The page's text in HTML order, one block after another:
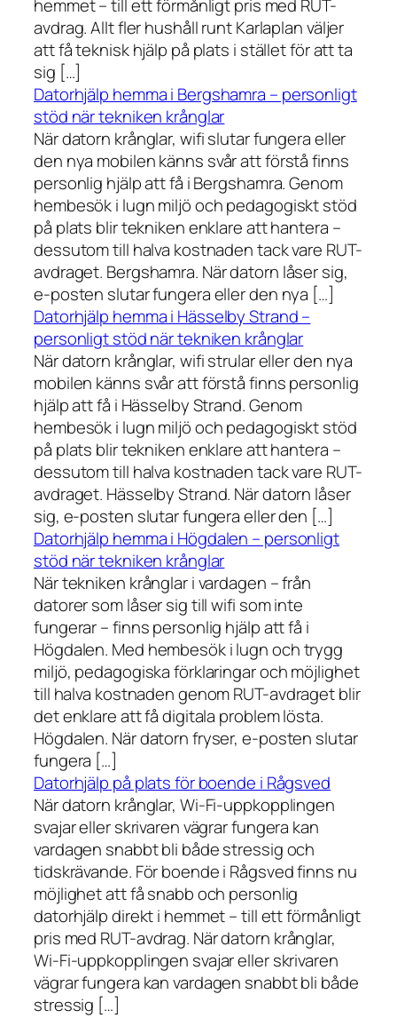
hemmet – till ett förmånligt pris med RUT-
avdrag. Allt fler hushåll runt Karlaplan väljer
att få teknisk hjälp på plats i stället för att ta
sig […]
Datorhjälp hemma i Bergshamra – personligt
stöd när tekniken krånglar
När datorn krånglar, wifi slutar fungera eller
den nya mobilen känns svår att förstå finns
personlig hjälp att få i Bergshamra. Genom
hembesök i lugn miljö och pedagogiskt stöd
på plats blir tekniken enklare att hantera –
dessutom till halva kostnaden tack vare RUT-
avdraget. Bergshamra. När datorn låser sig,
e-posten slutar fungera eller den nya […]
Datorhjälp hemma i Hässelby Strand –
personligt stöd när tekniken krånglar
När datorn krånglar, wifi strular eller den nya
mobilen känns svår att förstå finns personlig
hjälp att få i Hässelby Strand. Genom
hembesök i lugn miljö och pedagogiskt stöd
på plats blir tekniken enklare att hantera –
dessutom till halva kostnaden tack vare RUT-
avdraget. Hässelby Strand. När datorn låser
sig, e-posten slutar fungera eller den […]
Datorhjälp hemma i Högdalen – personligt
stöd när tekniken krånglar
När tekniken krånglar i vardagen – från
datorer som låser sig till wifi som inte
fungerar – finns personlig hjälp att få i
Högdalen. Med hembesök i lugn och trygg
miljö, pedagogiska förklaringar och möjlighet
till halva kostnaden genom RUT-avdraget blir
det enklare att få digitala problem lösta.
Högdalen. När datorn fryser, e-posten slutar
fungera […]
Datorhjälp på plats för boende i Rågsved
När datorn krånglar, Wi-Fi-uppkopplingen
svajar eller skrivaren vägrar fungera kan
vardagen snabbt bli både stressig och
tidskrävande. För boende i Rågsved finns nu
möjlighet att få snabb och personlig
datorhjälp direkt i hemmet – till ett förmånligt
pris med RUT-avdrag. När datorn krånglar,
Wi-Fi-uppkopplingen svajar eller skrivaren
vägrar fungera kan vardagen snabbt bli både
stressig […]